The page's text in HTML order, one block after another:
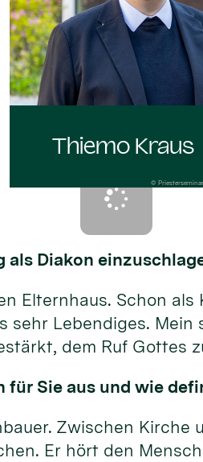
als Diakon
Elternhaus. Schon
sehr Lebendiges.
dem Ruf Gottes
Sie aus und wie
Zwischen
Er hört den
Thiemo Kraus
©